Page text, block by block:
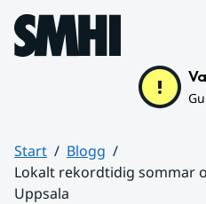
Hoppa till sidans innehåll
Start
Blogg
Lokalt rekordtidig sommar
Uppsala